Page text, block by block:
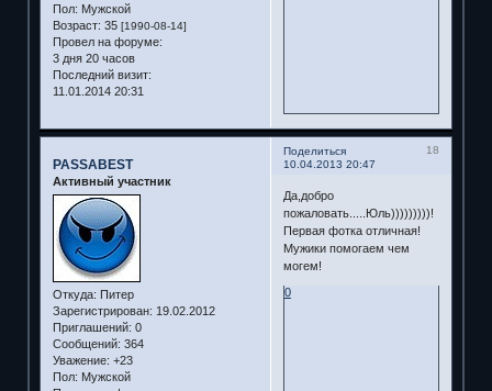
Пол: Мужской
Возраст: 35 [1990-08-14]
Провел на форуме:
3 дня 20 часов
Последний визит:
11.01.2014 20:31
Поделиться
18
10.04.2013 20:47
PASSABEST
Активный участник
Откуда: Питер
Зарегистрирован: 19.02.2012
Приглашений: 0
Сообщений: 364
Уважение: +23
Пол: Мужской
Да,добро
пожаловать.....Юль)))))))))!
Первая фотка отличная!
Мужики помогаем чем
могем!
0